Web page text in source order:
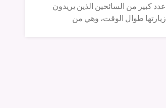
عدد كبير من السائحين الذين يريدون
زيارتها طوال الوقت، وهي من